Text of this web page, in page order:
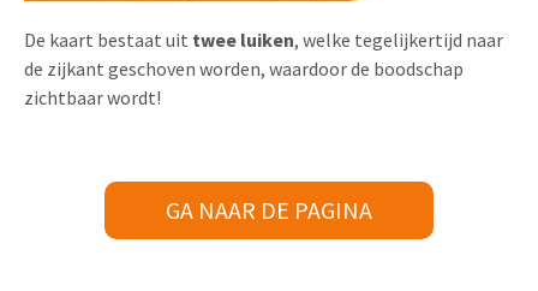
De kaart bestaat uit twee luiken, welke tegelijkertijd naar
de zijkant geschoven worden, waardoor de boodschap
zichtbaar wordt!
GA NAAR DE PAGINA